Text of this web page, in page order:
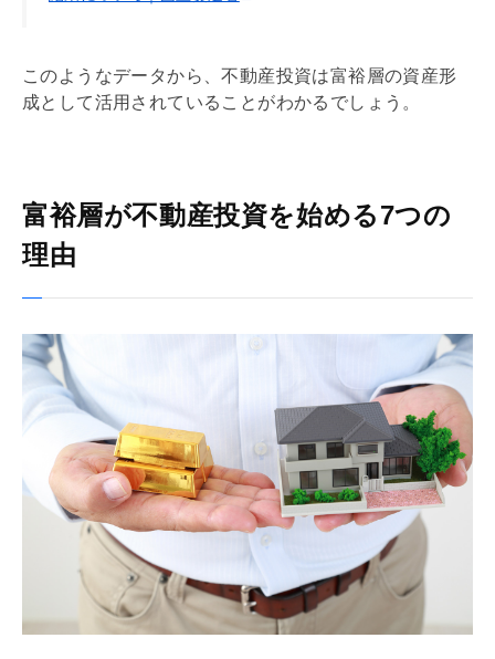
このようなデータから、不動産投資は富裕層の資産形
成として活用されていることがわかるでしょう。
富裕層が不動産投資を始める7つの
理由